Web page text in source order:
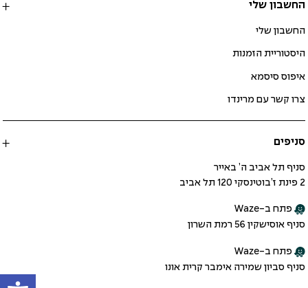
החשבון שלי
החשבון שלי
היסטוריית הזמנות
איפוס סיסמא
צרו קשר עם מרינדו
סניפים
סניף תל אביב ה’ באייר
2 פינת ז’בוטינסקי 120 תל אביב
פתח ב-Waze
סניף אוסישקין 56 רמת השרון
פתח ב-Waze
סניף סביון שמירה אימבר קרית אונו